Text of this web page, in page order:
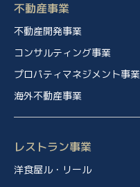
不動産事業
不動産開発事業
コンサルティング事業
プロパティマネジメント事業
海外不動産事業
レストラン事業
洋食屋ル・リール